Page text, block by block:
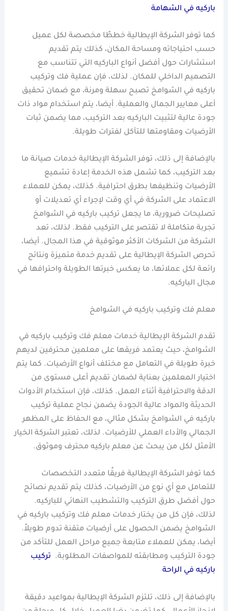
باركيه في الشهامة
كما توفر الشركة الإيطالية خططًا مخصصة لكل عميل
حسب احتياجاته ومساحة المكان، كذلك يتم تقديم
استشارات حول أفضل أنواع الباركيه التي تتناسب مع
التصميم الداخلي للمكان. لذلك، فإن عملية فك وتركيب
باركيه في الشوامخ تصبح سهلة ومرنة، مع ضمان تحقيق
أعلى معايير الجمال والعملية. أيضا، يتم استخدام مواد ذات
جودة عالية لتثبيت الباركيه بعد التركيب، مما يضمن ثبات
الأرضيات ومقاومتها للتآكل لفترات طويلة.
بالإضافة إلى ذلك، توفر الشركة الإيطالية خدمات صيانة ما
بعد التركيب، كما تشمل هذه الخدمة إعادة تشميع
الأرضيات وتنظيفها بطرق احترافية. كذلك، يمكن للعملاء
الاعتماد على الشركة في أي وقت لإجراء أي تعديلات أو
تصليحات ضرورية، ما يجعل تركيب باركيه في الشوامخ
تجربة متكاملة لا تقتصر على التركيب فقط. لذلك، تعد
الشركة من الشركات الأكثر موثوقية في هذا المجال. أيضا،
تحرص الشركة الإيطالية على تقديم خدمة متميزة ونتائج
رائعة لكل عملائها، ما يعكس خبرتها الطويلة واحترافها في
مجال الباركيه.
معلم فك وتركيب باركيه في الشوامخ
تقدم الشركة الإيطالية خدمات معلم فك وتركيب باركيه في
الشوامخ، حيث يعتمد فريقها على معلمين محترفين لديهم
خبرة طويلة في التعامل مع مختلف أنواع الأرضيات. كما يتم
اختيار المعلمين بعناية لضمان تقديم أعلى مستوى من
الدقة والاحترافية أثناء العمل. كذلك، فإن استخدام الأدوات
الحديثة والمواد عالية الجودة يضمن نجاح عملية تركيب
باركيه في الشوامخ بشكل مثالي، مع الحفاظ على المظهر
الجمالي والأداء العملي للأرضيات. لذلك، تعتبر الشركة الخيار
الأمثل لكل من يبحث عن معلم باركيه محترف وموثوق.
كما توفر الشركة الإيطالية فريقًا متعدد التخصصات
للتعامل مع أي نوع من الأرضيات، كذلك يتم تقديم نصائح
حول أفضل طرق التركيب والتشطيب النهائي للباركيه.
لذلك، فإن كل من يختار خدمات معلم فك وتركيب باركيه في
الشوامخ يضمن الحصول على أرضيات متقنة تدوم طويلاً.
أيضا، يمكن للعملاء متابعة جميع مراحل العمل للتأكد من
جودة التركيب ومطابقته للمواصفات المطلوبة. تركيب
باركيه في الراحة
بالإضافة إلى ذلك، تلتزم الشركة الإيطالية بمواعيد دقيقة